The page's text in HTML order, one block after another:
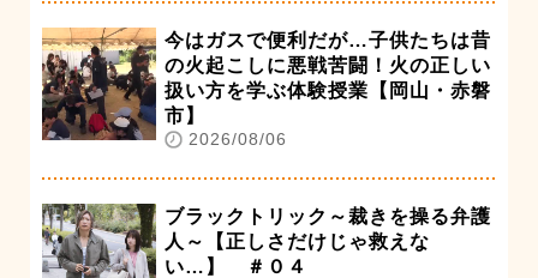
今はガスで便利だが…子供たちは昔
の火起こしに悪戦苦闘！火の正しい
扱い方を学ぶ体験授業【岡山・赤磐
市】
2026/08/06
ブラックトリック～裁きを操る弁護
人～【正しさだけじゃ救えな
い…】 ＃０４